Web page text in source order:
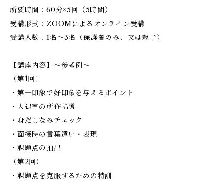
所要時間：60分×5回（5時間）
受講形式：ZOOMによるオンライン受講
受講人数：1名～3名（保護者のみ、又は親子）
【講座内容】～参考例～
（第1回）
・第一印象で好印象を与えるポイント
・入退室の所作指導
・身だしなみチェック
・面接時の言葉遣い・表現
・課題点の抽出
（第2回）
・課題点を克服するための特訓